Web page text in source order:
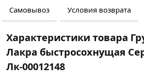
Самовывоз Условия возврата
Характеристики товара
Лакра быстросохнущая
Лк-00012148